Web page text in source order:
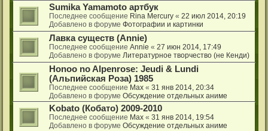
Sumika Yamamoto артбук
Последнее сообщение Rina Mercury « 22 июл 2014, 20:19
Добавлено в форуме Фотографии и картинки
Лавка существ (Annie)
Последнее сообщение Annie « 27 июн 2014, 17:49
Добавлено в форуме Литературное творчество (не Кенди)
Honoo no Alpenrose: Jeudi & Lundi
(Альпийская Роза) 1985
Последнее сообщение Max « 31 янв 2014, 20:34
Добавлено в форуме Обсуждение отдельных аниме
Kobato (Кобато) 2009-2010
Последнее сообщение Max « 31 янв 2014, 19:54
Добавлено в форуме Обсуждение отдельных аниме